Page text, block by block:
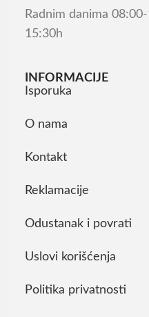
Radnim danima
15:30h
INFORMACIJE
Isporuka
O nama
Kontakt
Reklamacije
Odustanak i povrati
Uslovi korišćenja
Politika privatnosti